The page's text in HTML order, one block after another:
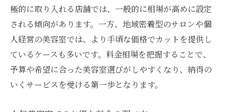
極的に取り入れる店舗では、一般的に相場が高めに設定
される傾向があります。一方、地域密着型のサロンや個
人経営の美容室では、より手頃な価格でカットを提供し
ているケースも多いです。料金相場を把握することで、
予算や希望に合った美容室選びがしやすくなり、納得の
いくサービスを受ける第一歩となります。